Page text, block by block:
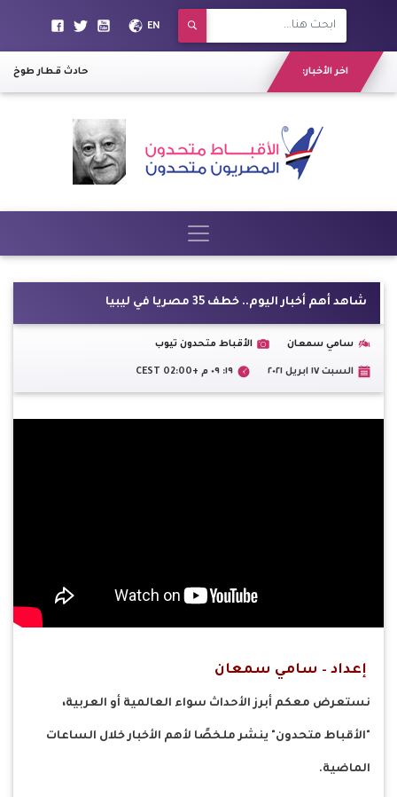
EN
اخر الأخبار: حادث قطار طوخ..
شاهد أهم أخبار اليوم.. خطف 35 مصريا في ليبيا
سامي سمعان الأقباط متحدون تيوب
السبت ١٧ ابريل ٢٠٢١ ١٩: ٠٩ م +02:00 CEST
إعداد – سامي سمعان
نستعرض معكم أبرز الأحداث سواء العالمية أو العربية،
"الأقباط متحدون" ينشر ملخصًا لأهم الأخبار خلال الساعات
الماضية.